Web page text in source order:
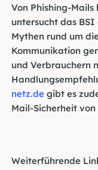
Von Phishing-Mails
untersucht das BSI
Mythen rund um
Kommunikation
und Verbrauchern
netz.degibt es
Mail-Sicherheit von
Weiterführende